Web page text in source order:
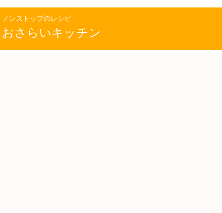
ノンストップのレシピ
おさらいキッチン